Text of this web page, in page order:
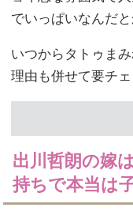
でいっぱいなんだと
いつからタトゥま
理由も併せて要チェ
出川哲朗の嫁
持ちで本当は